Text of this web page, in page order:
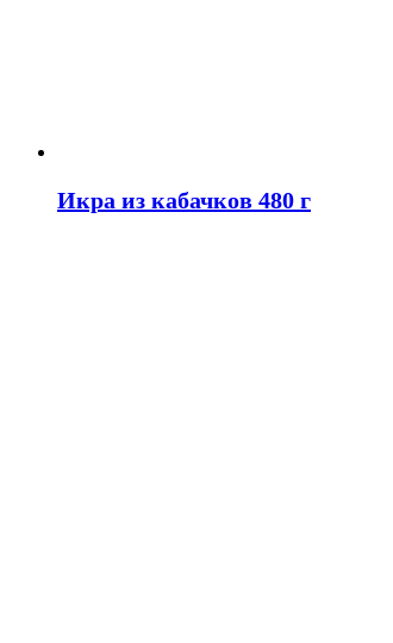
Икра из кабачков 480 г